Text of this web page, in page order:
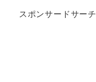
スポンサードサーチ